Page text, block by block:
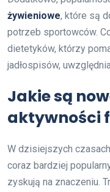
żywieniowe, które są
potrzeb sportowców.
dietetyków, którzy
jadłospisów,
Jakie są
aktywności
W dzisiejszych
coraz bardziej
zyskują na znaczeniu.